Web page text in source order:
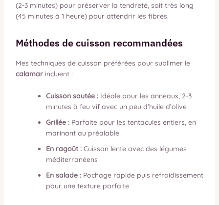
(2-3 minutes) pour préserver la tendreté, soit très long
(45 minutes à 1 heure) pour attendrir les fibres.
Méthodes de cuisson recommandées
Mes techniques de cuisson préférées pour sublimer le
calamarincluent :
Cuisson sautée :Idéale pour les anneaux, 2-3
minutes à feu vif avec un peu d’huile d’olive
Grillée :Parfaite pour les tentacules entiers, en
marinant au préalable
En ragoût :Cuisson lente avec des légumes
méditerranéens
En salade :Pochage rapide puis refroidissement
pour une texture parfaite